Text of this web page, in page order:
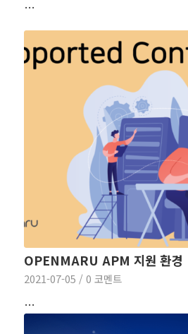
…
OPENMARU APM 지원 환경
2021-07-05 / 0 코멘트
…